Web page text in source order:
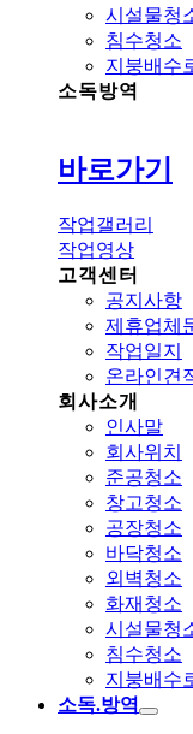
시설물청
침수청소
지붕배수
소독방역
바로가기
작업갤러리
작업영상
고객센터
공지사항
제휴업체
작업일지
온라인견
회사소개
인사말
회사위치
준공청소
창고청소
공장청소
바닥청소
외벽청소
화재청소
시설물청
침수청소
지붕배수
소독.방역